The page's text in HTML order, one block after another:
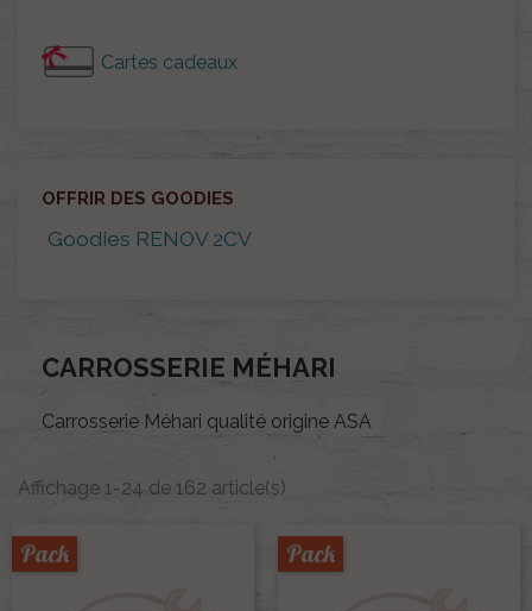
Cartes cadeaux
OFFRIR DES GOODIES
Goodies RENOV 2CV
CARROSSERIE MÉHARI
Carrosserie Méhari qualité origine ASA
Affichage 1-24 de 162 article(s)
Pack Pack